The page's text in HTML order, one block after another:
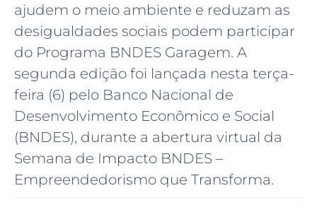
ajudem o meio ambiente e reduzam as
desigualdades sociais podem participar
do Programa BNDES Garagem. A
segunda edição foi lançada nesta terça-
feira (6) pelo Banco Nacional de
Desenvolvimento Econômico e Social
(BNDES), durante a abertura virtual da
Semana de Impacto BNDES –
Empreendedorismo que Transforma.